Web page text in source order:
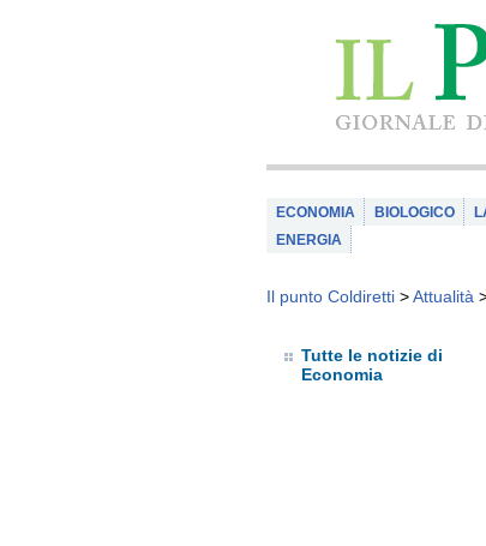
ECONOMIA BIOLOGICO
ENERGIA
Il punto Coldiretti >Attualità
Tutte le notizie di
Economia